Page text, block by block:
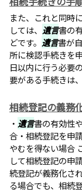
また、これと同時
しては、 遺言書の
どです。 遺言書が
所に検認手続きを
日以内に行う必要
要がある手続きは
相続登記の義務
・ 遺言書の有効性
合・相続登記を申
やむを得ない場合
して相続登記の申
続登記が義務化さ
る場合でも、相続